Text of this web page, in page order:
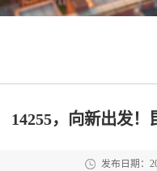
14255，向新出发！
发布日期：